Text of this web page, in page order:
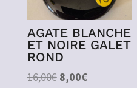
AGATE BLANCHE
ET NOIRE GALET
ROND
16,00€ Le
8,00€Le